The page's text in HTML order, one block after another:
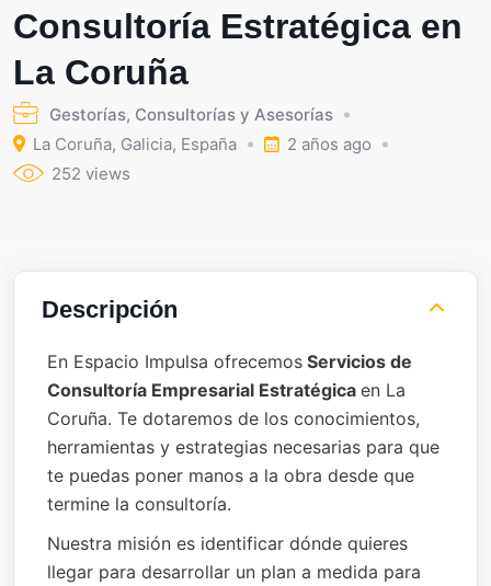
Consultoría Estratégica en
La Coruña
Gestorías, Consultorías y Asesorías
La Coruña, Galicia, España
2 años ago
252 views
Descripción
En Espacio Impulsa ofrecemos Servicios de
Consultoría Empresarial Estratégica en La
Coruña. Te dotaremos de los conocimientos,
herramientas y estrategias necesarias para que
te puedas poner manos a la obra desde que
termine la consultoría.
Nuestra misión es identificar dónde quieres
llegar para desarrollar un plan a medida para